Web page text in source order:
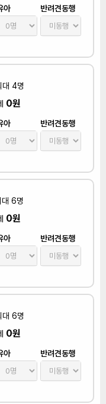
아 반려견동행
4명
0원
아 반려견동행
6명
0원
아 반려견동행
6명
0원
아 반려견동행